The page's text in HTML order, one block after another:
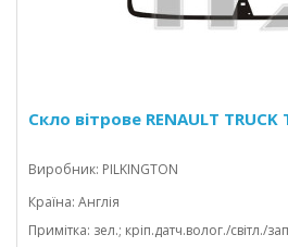
Скло вітрове RENAULT
Виробник: PILKINGTON
Країна: Англія
Примітка: зел.; кріп.датч.волог./світл./